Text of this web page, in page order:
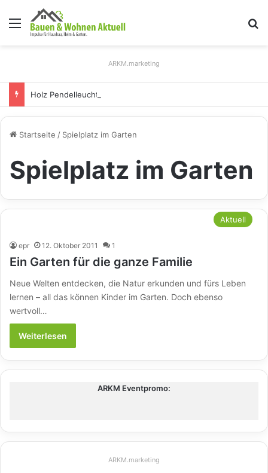
Menü
ARKM.marketing
Startseite / Spielplatz im Garten
Spielplatz im Garten
Aktuell
epr 12. Oktober 2011 1
Ein Garten für die ganze Familie
Neue Welten entdecken, die Natur erkunden und fürs Leben
lernen – all das können Kinder im Garten. Doch ebenso
wertvoll…
Weiterlesen
ARKM Eventpromo:
ARKM.marketing